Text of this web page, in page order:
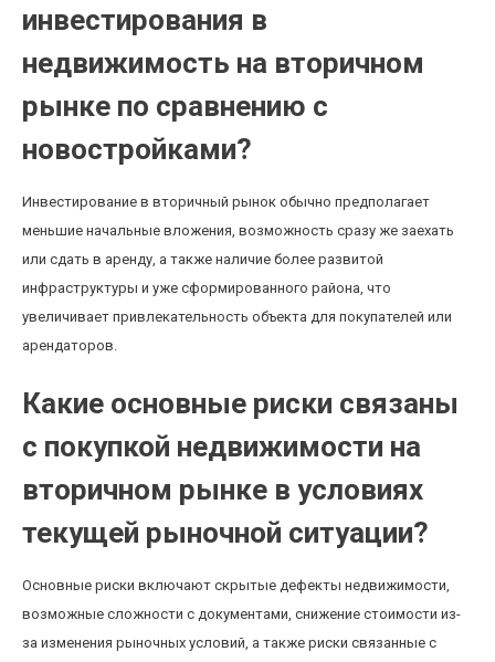
инвестирования в
недвижимость на вторичном
рынке по сравнению с
новостройками?
Инвестирование в вторичный рынок обычно предполагает
меньшие начальные вложения, возможность сразу же заехать
или сдать в аренду, а также наличие более развитой
инфраструктуры и уже сформированного района, что
увеличивает привлекательность объекта для покупателей или
арендаторов.
Какие основные риски связаны
с покупкой недвижимости на
вторичном рынке в условиях
текущей рыночной ситуации?
Основные риски включают скрытые дефекты недвижимости,
возможные сложности с документами, снижение стоимости из-
за изменения рыночных условий, а также риски связанные с